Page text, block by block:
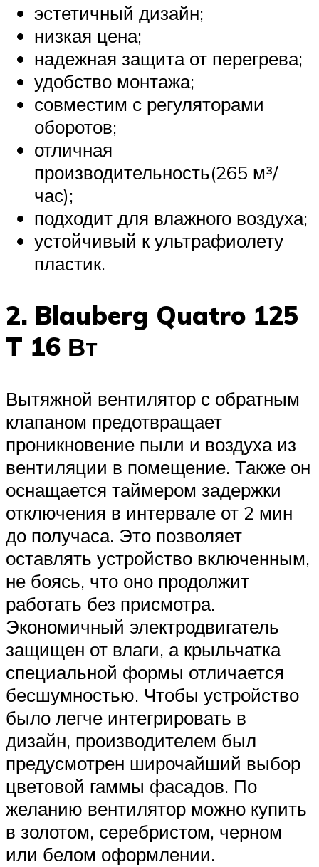
эстетичный дизайн;
низкая цена;
надежная защита от перегрева;
удобство монтажа;
совместим с регуляторами
оборотов;
отличная
производительность(265 м³/
час);
подходит для влажного воздуха;
устойчивый к ультрафиолету
пластик.
2. Blauberg Quatro 125
T 16 Вт
Вытяжной вентилятор с обратным
клапаном предотвращает
проникновение пыли и воздуха из
вентиляции в помещение. Также он
оснащается таймером задержки
отключения в интервале от 2 мин
до получаса. Это позволяет
оставлять устройство включенным,
не боясь, что оно продолжит
работать без присмотра.
Экономичный электродвигатель
защищен от влаги, а крыльчатка
специальной формы отличается
бесшумностью. Чтобы устройство
было легче интегрировать в
дизайн, производителем был
предусмотрен широчайший выбор
цветовой гаммы фасадов. По
желанию вентилятор можно купить
в золотом, серебристом, черном
или белом оформлении.